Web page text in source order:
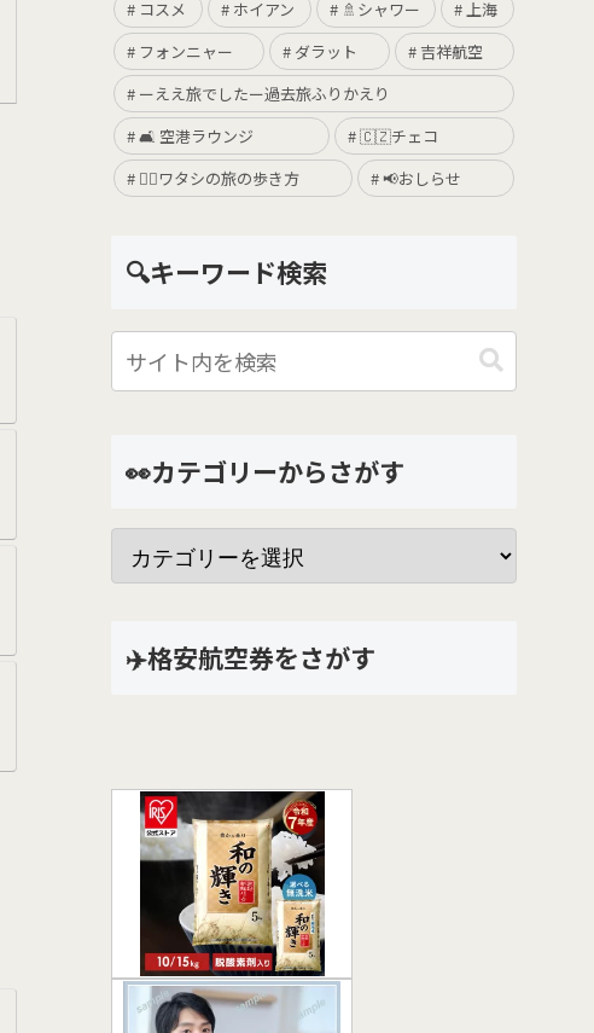
コスメ
ホイアン 🚿シャワー
上海
フォンニャー
ダラット
吉祥航空
ーええ旅でしたー過去旅ふりかえり
🛋 空港ラウンジ
🇨🇿チェコ
🚶‍♀️ワタシの旅の歩き方
📢おしらせ
🔍キーワード検索
👀カテゴリーからさがす
✈️格安航空券をさがす